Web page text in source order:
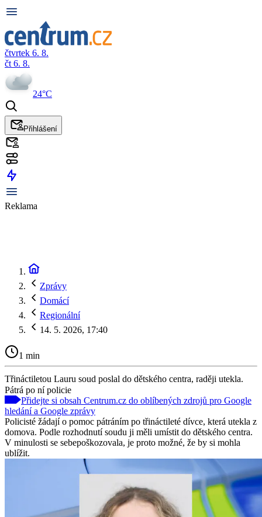
čtvrtek 6. 8.
čt 6. 8.
24°C
Přihlášení
Reklama
Zprávy
Domácí
Regionální
14. 5. 2026, 17:40
1 min
Třináctiletou Lauru soud poslal do dětského centra, raději utekla.
Pátrá po ní policie
Přidejte si obsah Centrum.cz do oblíbených zdrojů pro Google
hledání a Google zprávy
Policisté žádají o pomoc pátráním po třináctileté dívce, která utekla z
domova. Podle rozhodnutí soudu ji měli umístit do dětského centra.
V minulosti se sebepoškozovala, je proto možné, že by si mohla
ublížit.